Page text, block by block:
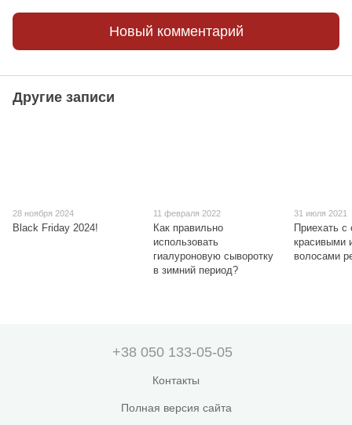
Новый комментарий
Другие записи
28 ноября 2024
Black Friday 2024!
11 февраля 2022
Как правильно
использовать
гиалуроновую сыворотку
в зимний период?
31 июля 2021
Приехать с
красивыми
волосами
+38 050 133-05-05
Контакты
Полная версия сайта